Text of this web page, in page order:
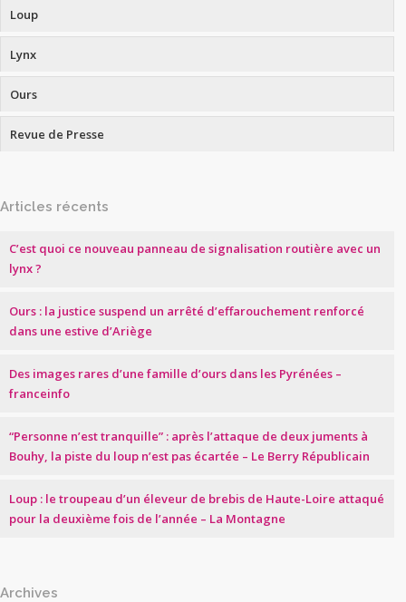
Loup
Lynx
Ours
Revue de Presse
Articles récents
C’est quoi ce nouveau panneau de signalisation routière avec un
lynx ?
Ours : la justice suspend un arrêté d’effarouchement renforcé
dans une estive d’Ariège
Des images rares d’une famille d’ours dans les Pyrénées –
franceinfo
“Personne n’est tranquille” : après l’attaque de deux juments à
Bouhy, la piste du loup n’est pas écartée – Le Berry Républicain
Loup : le troupeau d’un éleveur de brebis de Haute-Loire attaqué
pour la deuxième fois de l’année – La Montagne
Archives